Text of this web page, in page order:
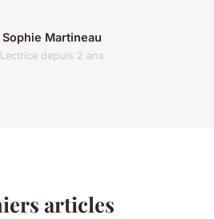
Sophie Martineau
Lectrice depuis 2 ans
articles